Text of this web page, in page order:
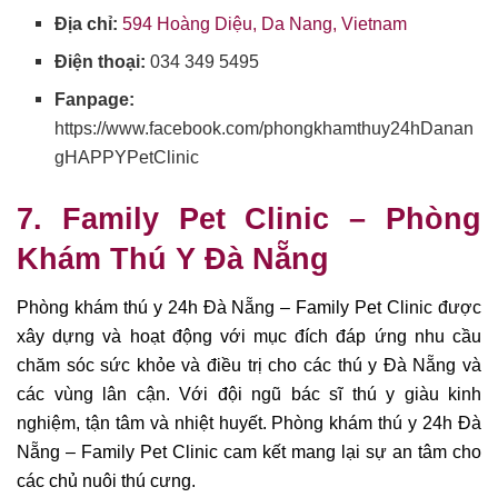
Địa chỉ: 594 Hoàng Diệu, Da Nang, Vietnam
Điện thoại:034 349 5495
Fanpage:
https://www.facebook.com/phongkhamthuy24hDanan
gHAPPYPetClinic
7. Family Pet Clinic – Phòng
Khám Thú Y Đà Nẵng
Phòng khám thú y 24h Đà Nẵng – Family Pet Clinic được
xây dựng và hoạt động với mục đích đáp ứng nhu cầu
chăm sóc sức khỏe và điều trị cho các thú y Đà Nẵng và
các vùng lân cận. Với đội ngũ bác sĩ thú y giàu kinh
nghiệm, tận tâm và nhiệt huyết. Phòng khám thú y 24h Đà
Nẵng – Family Pet Clinic cam kết mang lại sự an tâm cho
các chủ nuôi thú cưng.